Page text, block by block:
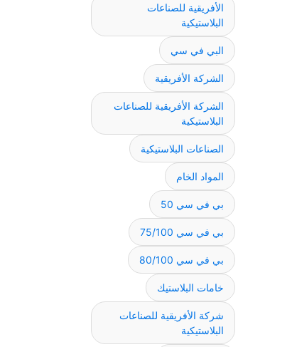
الأفريقية للصناعات
البلاستيكية
البي في سي
الشركة الأفريقية
الشركة الأفريقية للصناعات
البلاستيكية
الصناعات البلاستيكية
المواد الخام
بي في سي 50
بي في سي 75/100
بي في سي 80/100
خامات البلاستيك
شركة الأفريقية للصناعات
البلاستيكية